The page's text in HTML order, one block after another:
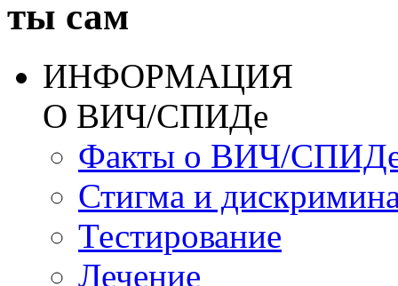
ты сам
ИНФОРМАЦИЯ
О ВИЧ/СПИДе
Факты о ВИЧ/
Стигма и
Тестирование
Лечение